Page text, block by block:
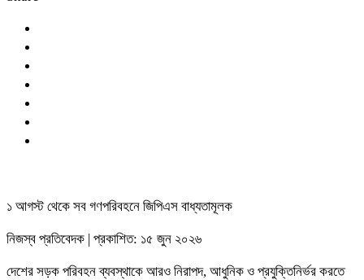
১ আগস্ট থেকে সব গণপরিবহনে জিপিএস বাধ্যতামূলক
নিজস্ব প্রতিবেদক | প্রকাশিত: ১৫ জুন ২০২৬
দেশের সড়ক পরিবহন ব্যবস্থাকে আরও নিরাপদ, আধুনিক ও প্রযুক্তিনির্ভর করতে